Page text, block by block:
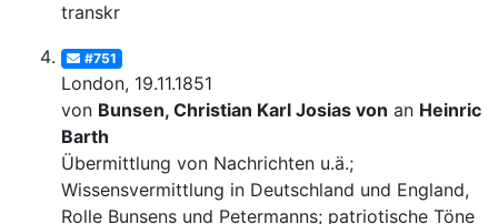
transkr
#751
London, 19.11.1851
von Bunsen, Christian Karl Josias von an Heinrich
Barth
Übermittlung von Nachrichten u.ä.;
Wissensvermittlung in Deutschland und England,
Rolle Bunsens und Petermanns; patriotische Töne